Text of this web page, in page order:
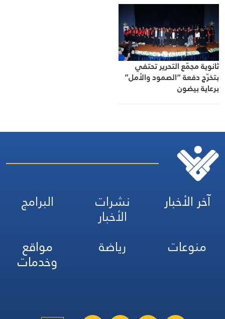
ثانوية مجمّع التحرير تحتفي
بتخرّج دفعة “الصمود والأمل”
برعاية بيضون
آخر الأخبار نشرات
الأخبار
البرامج
منوعات
رياضة مواقع
وخدمات